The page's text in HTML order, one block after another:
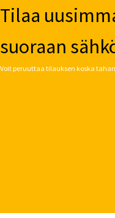
Tilaa
suoraan
Voit peruuttaa tilauksen koska